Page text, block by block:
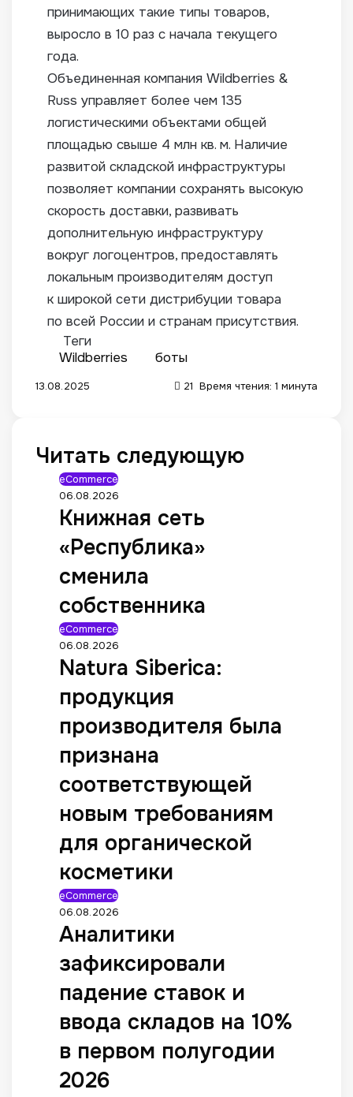
принимающих такие типы товаров,
выросло в 10 раз с начала текущего
года.
Объединенная компания Wildberries &
Russ управляет более чем 135
логистическими объектами общей
площадью свыше 4 млн кв. м. Наличие
развитой складской инфраструктуры
позволяет компании сохранять высокую
скорость доставки, развивать
дополнительную инфраструктуру
вокруг логоцентров, предоставлять
локальным производителям доступ
к широкой сети дистрибуции товара
по всей России и странам присутствия.
Теги
Wildberries
боты
13.08.2025 21 Время чтения: 1 минута
Читать следующую
eCommerce
06.08.2026
Книжная сеть
«Республика»
сменила
собственника
eCommerce
06.08.2026
Natura Siberica:
продукция
производителя была
признана
соответствующей
новым требованиям
для органической
косметики
eCommerce
06.08.2026
Аналитики
зафиксировали
падение ставок и
ввода складов на 10%
в первом полугодии
2026